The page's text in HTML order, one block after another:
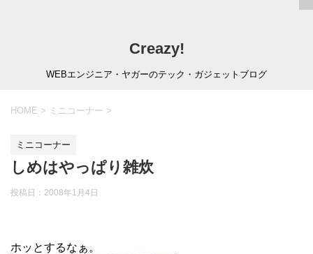
Creazy!
WEBエンジニア・ヤガーのテック・ガジェットブログ
HOME > ミニコーナー >
ミニコーナー
しめはやっぱり雑炊
投稿日： 2008年1月4日
ホッとするなぁ。